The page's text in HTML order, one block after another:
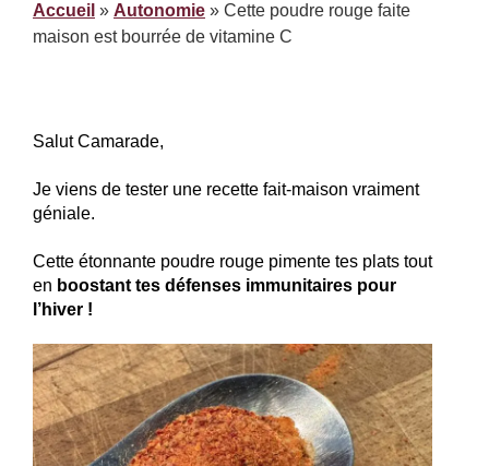
Accueil » Autonomie » Cette poudre rouge faite
maison est bourrée de vitamine C
Salut Camarade,
Je viens de tester une recette fait-maison vraiment
géniale.
Cette étonnante poudre rouge pimente tes plats tout
en boostant tes défenses immunitaires pour
l’hiver !